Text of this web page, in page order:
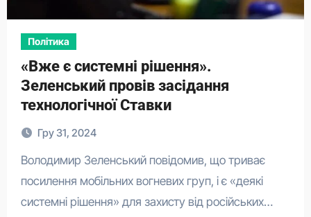
Політика
«Вже є системні рішення».
Зеленський провів засідання
технологічної Ставки
Гру 31, 2024
Володимир Зеленський повідомив, що триває
посилення мобільних вогневих груп, і є «деякі
системні рішення» для захисту від російських…